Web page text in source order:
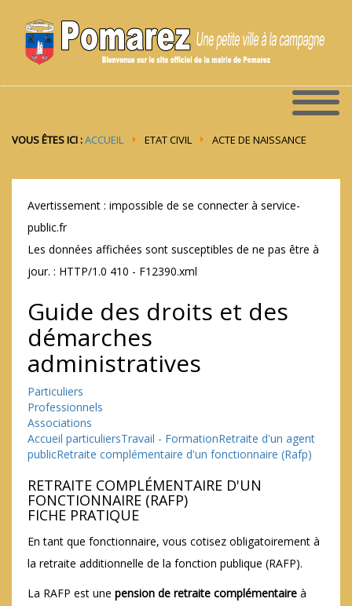
VOUS ÊTES ICI :ACCUEIL ETAT CIVIL ACTE DE NAISSANCE
Avertissement : impossible de se connecter à service-
public.fr
Les données affichées sont susceptibles de ne pas être à
jour. : HTTP/1.0 410 - F12390.xml
Guide des droits et des
démarches
administratives
Particuliers
Professionnels
Associations
Accueil particuliersTravail - FormationRetraite d'un agent
publicRetraite complémentaire d'un fonctionnaire (Rafp)
RETRAITE COMPLÉMENTAIRE D'UN
FONCTIONNAIRE (RAFP)
FICHE PRATIQUE
En tant que fonctionnaire, vous cotisez obligatoirement à
la retraite additionnelle de la fonction publique (RAFP).
La RAFP est une pension de retraite complémentaire à